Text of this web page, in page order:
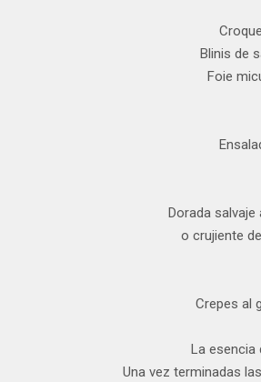
Blinis de
Foie
Dorada
o crujiente
Crepes al
La esencia
Una vez terminadas